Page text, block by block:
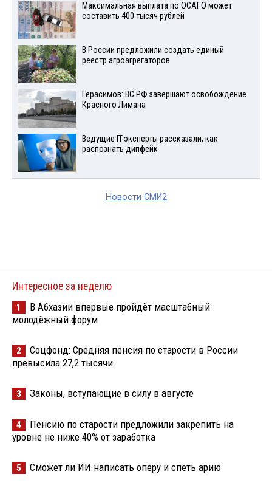
Максимальная выплата по ОСАГО может
составить 400 тысяч рублей
В России предложили создать единый
реестр агроагрегаторов
Герасимов: ВС РФ завершают освобождение
Красного Лимана
Ведущие IT-эксперты рассказали, как
распознать дипфейк
Новости СМИ2
Интересное за неделю
1
В Абхазии впервые пройдёт масштабный
молодёжный форум
2
Соцфонд: Средняя пенсия по старости в России
превысила 27,2 тысячи
3 Законы, вступающие в силу в августе
4
Пенсию по старости предложили закрепить на
уровне не ниже 40% от заработка
5 Сможет ли ИИ написать оперу и спеть арию